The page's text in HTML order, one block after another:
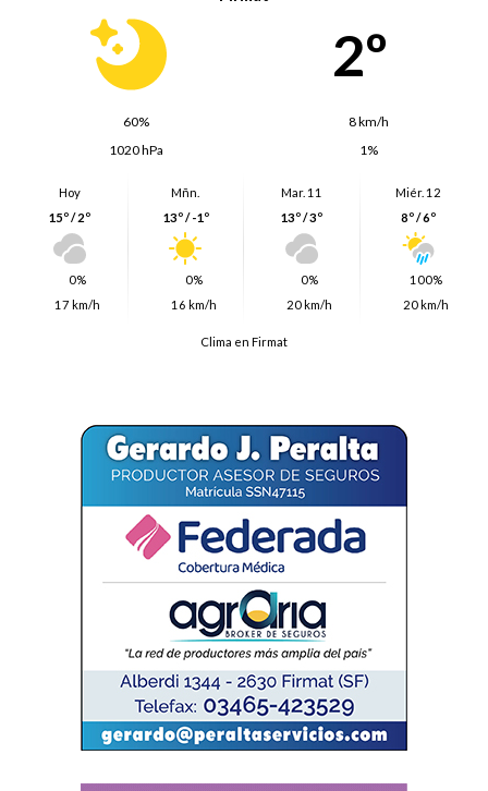
2º
60%
8 km/h
1020 hPa
1%
Hoy
15º / 2º
0%
17 km/h
Mñn.
13º / -1º
0%
16 km/h
Mar. 11
13º / 3º
0%
20 km/h
Miér. 12
8º / 6º
100%
20 km/h
Clima en Firmat